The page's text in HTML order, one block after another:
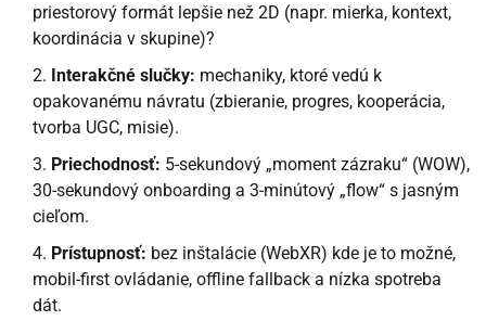
priestorový formát lepšie než 2D (napr. mierka, kontext,
koordinácia v skupine)?
Interakčné slučky: mechaniky, ktoré vedú k
opakovanému návratu (zbieranie, progres, kooperácia,
tvorba UGC, misie).
Priechodnosť: 5-sekundový „moment zázraku“ (WOW),
30-sekundový onboarding a 3-minútový „flow“ s jasným
cieľom.
Prístupnosť: bez inštalácie (WebXR) kde je to možné,
mobil-first ovládanie, offline fallback a nízka spotreba
dát.